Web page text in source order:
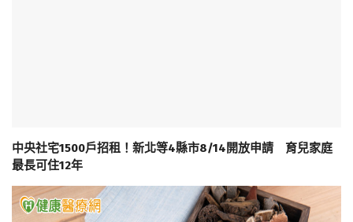
中央社宅1500戶招租！新北等4縣市8/14開放申請 育兒家庭
最長可住12年